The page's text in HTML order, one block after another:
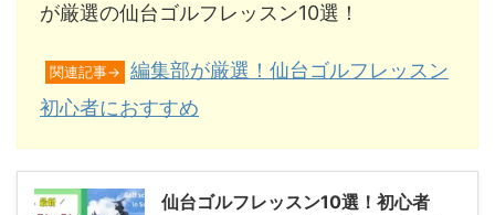
が厳選の仙台ゴルフレッスン10選！
関連記事→
編集部が厳選！仙台ゴルフレッスン
初心者におすすめ
仙台ゴルフレッスン10選！初心者